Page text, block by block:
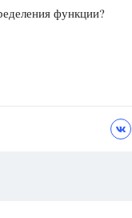
Г.Е.,
Красота,
функции?